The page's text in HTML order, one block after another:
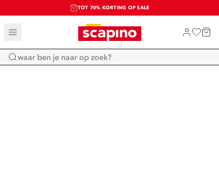
TOT 70% KORTING OP SALE
SALE: LAATSTE KANS!
SHOP NIEUW
Home